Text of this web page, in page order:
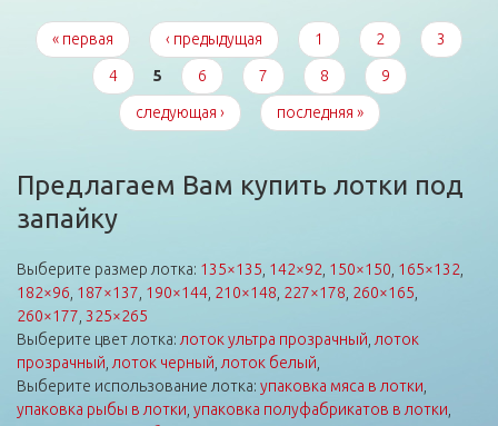
« первая ‹ предыдущая 1 2 3
4 5 6 7 8 9
следующая › последняя »
Предлагаем Вам купить лотки под
запайку
Выберите размер лотка: 135×135 142×92 150×150 165×132
182×96 187×137 190×144 210×148 227×178 260×165
260×177 325×265
Выберите цвет лотка: лоток ультра прозрачный лоток
прозрачный лоток черный лоток белый
Выберите использование лотка: упаковка мяса в лотки
упаковка рыбы в лотки упаковка полуфабрикатов в лотки